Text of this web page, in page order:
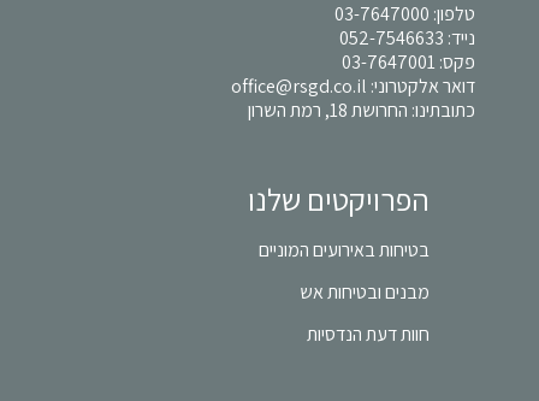
טלפון: 03-7647000
נייד: 052-7546633
פקס: 03-7647001
דואר אלקטרוני: office@rsgd.co.il
כתובתינו: החרושת 18, רמת השרון
הפרויקטים שלנו
בטיחות באירועים המוניים
מבנים ובטיחות אש
חוות דעת הנדסיות